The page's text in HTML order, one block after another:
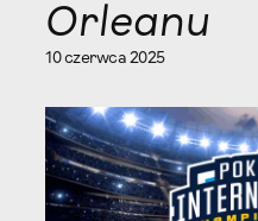
Orleanu
10 czerwca 2025